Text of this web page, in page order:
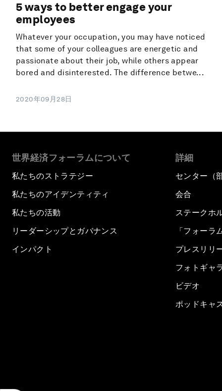
5 ways to better engage your
employees
Whatever your occupation, you may have noticed
that some of your colleagues are energetic and
passionate about their job, while others appear
bored and disinterested. The difference betwe...
2020年09月28日
世界経済フォーラムについて
私たちのストラテジー
私たちのアイデンティティ
私たちの活動
リーダーシップとガバナンス
インパクト
詳細
センター（
会合
ステークホ
「フォーラ
プレスリリ
フォトギャ
ビデオ
ポッドキャ